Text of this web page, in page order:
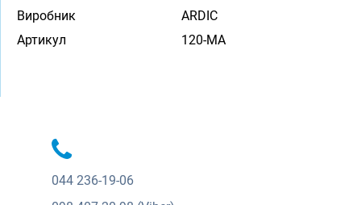
Виробник
ARDIC
Артикул
120-MA
044 236-19-06